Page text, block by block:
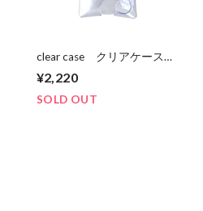
clear case クリアケース
¥2,220
SOLD OUT